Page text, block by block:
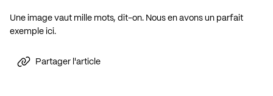
Une image vaut mille mots, dit-on. Nous en avons un parfait
exemple ici.
Partager l'article